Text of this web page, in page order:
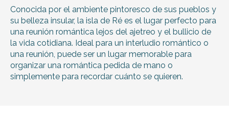
Conocida por el ambiente pintoresco de sus pueblos y
su belleza insular, la isla de Ré es el lugar perfecto para
una reunión romántica lejos del ajetreo y el bullicio de
la vida cotidiana. Ideal para un interludio romántico o
una reunión, puede ser un lugar memorable para
organizar una romántica pedida de mano o
simplemente para recordar cuánto se quieren.